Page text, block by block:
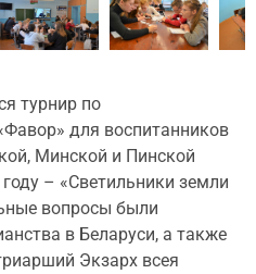
турнир по
для воспитанников
Минской и Пинской
– «Светильники земли
вопросы были
в Беларуси, а также
Экзарх всея